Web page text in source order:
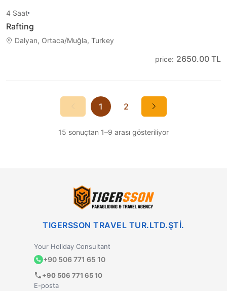
4 Saat
Rafting
Dalyan, Ortaca/Muğla, Turkey
price: 2650.00 TL
1 2
15 sonuçtan 1–9 arası gösteriliyor
TIGERSSON TRAVEL TUR.LTD.ŞTİ.
Your Holiday Consultant
+90 506 771 65 10
+90 506 771 65 10
E-posta